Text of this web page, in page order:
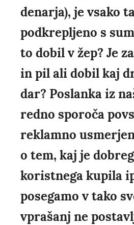
denarja), je vsako
podkrepljeno s
to dobil v žep? Je
in pil ali dobil kaj
dar? Poslanka iz
redno sporoča
reklamno
o tem, kaj je
koristnega kupila
posegamo v tako
vprašanj ne